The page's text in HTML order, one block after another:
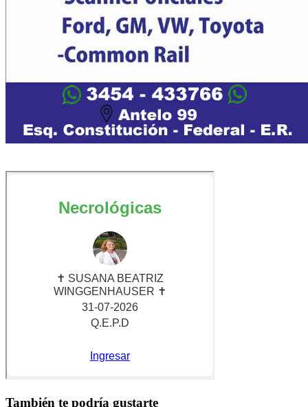
También te podría gustarte